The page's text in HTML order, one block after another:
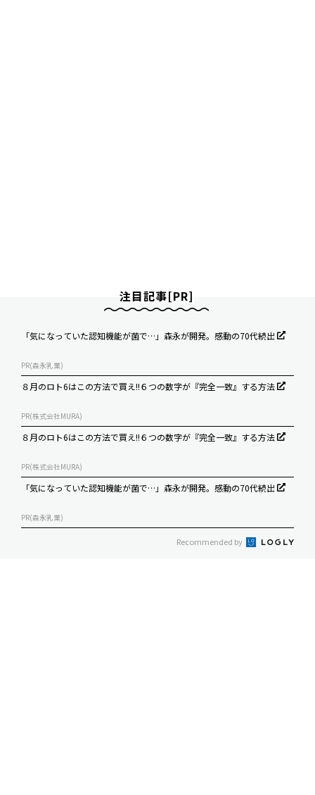
注目記事[PR]
「気になっていた認知機能が菌で…」森永が開発。感動の70代続出
PR(森永乳業)
８月のロト6はこの方法で買え!!６つの数字が『完全一致』する方法
PR(株式会社MURA)
８月のロト6はこの方法で買え!!６つの数字が『完全一致』する方法
PR(株式会社MURA)
「気になっていた認知機能が菌で…」森永が開発。感動の70代続出
PR(森永乳業)
Recommended by